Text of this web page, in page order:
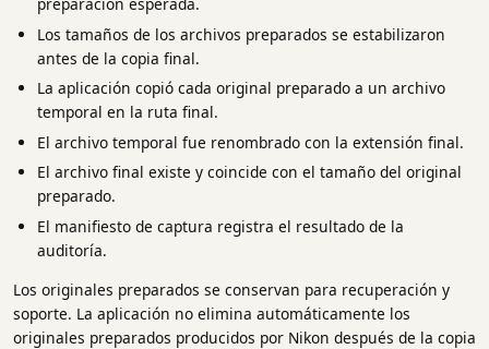
Los tamaños de los archivos preparados se estabilizaron
antes de la copia final.
La aplicación copió cada original preparado a un archivo
temporal en la ruta final.
El archivo temporal fue renombrado con la extensión final.
El archivo final existe y coincide con el tamaño del original
preparado.
El manifiesto de captura registra el resultado de la
auditoría.
Los originales preparados se conservan para recuperación y
soporte. La aplicación no elimina automáticamente los
originales preparados producidos por Nikon después de la copia